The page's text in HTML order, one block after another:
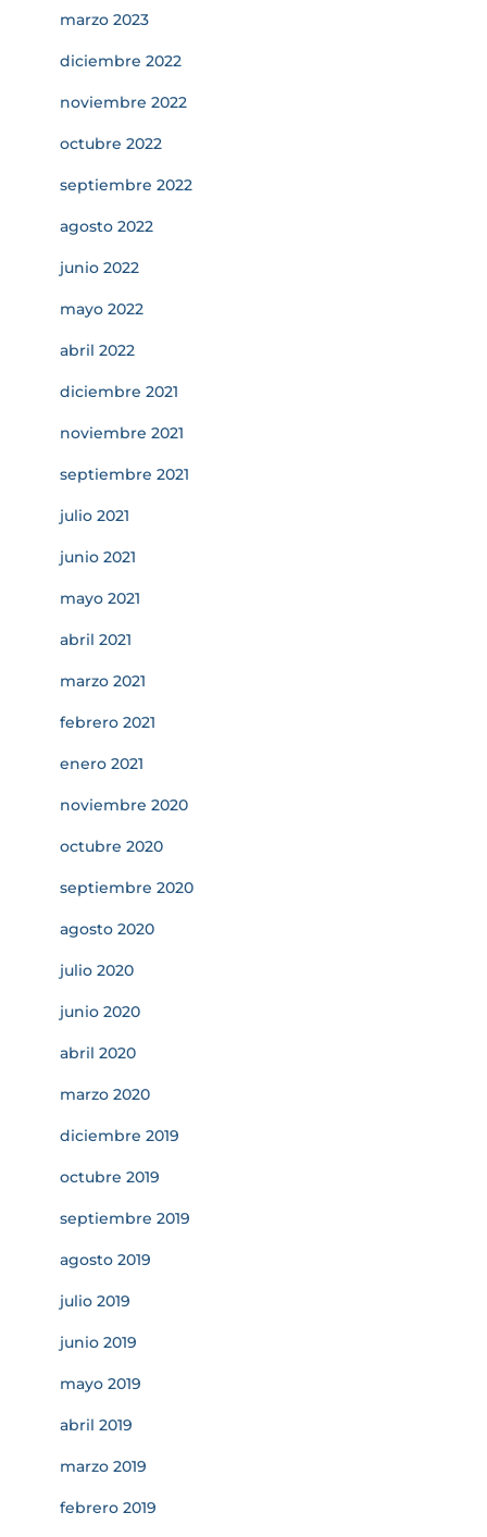
marzo 2023
diciembre 2022
noviembre 2022
octubre 2022
septiembre 2022
agosto 2022
junio 2022
mayo 2022
abril 2022
diciembre 2021
noviembre 2021
septiembre 2021
julio 2021
junio 2021
mayo 2021
abril 2021
marzo 2021
febrero 2021
enero 2021
noviembre 2020
octubre 2020
septiembre 2020
agosto 2020
julio 2020
junio 2020
abril 2020
marzo 2020
diciembre 2019
octubre 2019
septiembre 2019
agosto 2019
julio 2019
junio 2019
mayo 2019
abril 2019
marzo 2019
febrero 2019